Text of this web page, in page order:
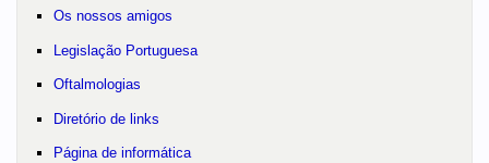
Os nossos amigos
Legislação Portuguesa
Oftalmologias
Diretório de links
Página de informática